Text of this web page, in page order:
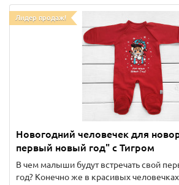
Лидер продаж!
Новогодний человечек для
первый новый год" с Тигром
В чем малыши будут встречать свой
год? Конечно же в красивых